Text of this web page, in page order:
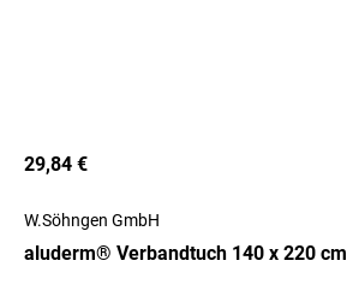
29,84 €
W.Söhngen GmbH
aluderm® Verbandtuch 140 x 220 cm